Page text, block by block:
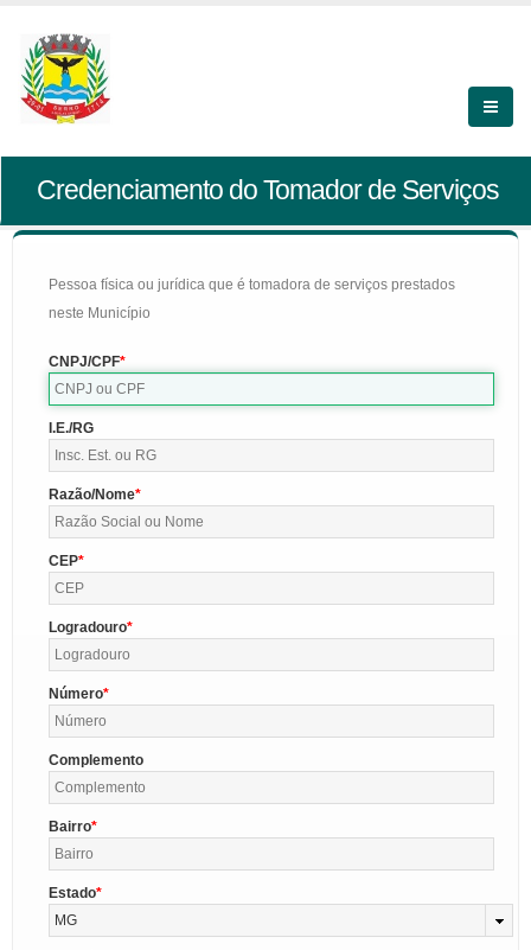
Credenciamento do Tomador de Serviços
Pessoa física ou jurídica que é tomadora de serviços prestados
neste Município
CNPJ/CPF
I.E./RG
Razão/Nome
CEP
Logradouro
Número
Complemento
Bairro
Estado
MG